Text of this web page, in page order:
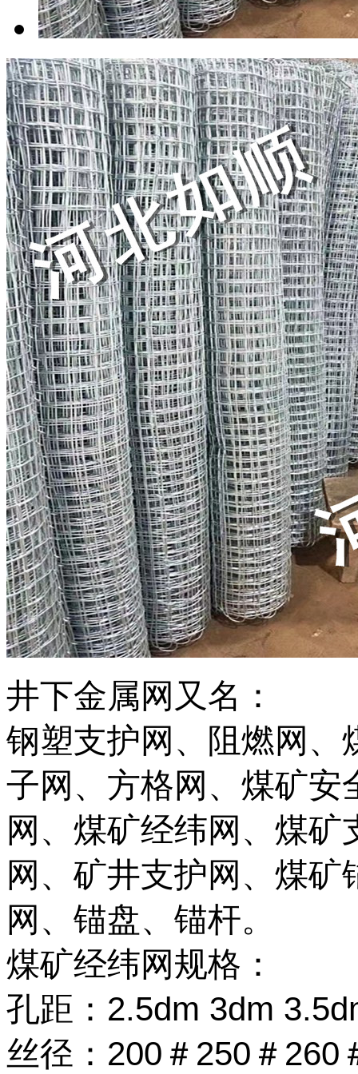
井下金属网 又名：
钢塑支护网、阻燃网、
子网、方格网、煤矿安
网、煤矿经纬网、煤
网、矿井支护网、煤
网、锚盘、锚杆。
煤矿经纬网规格：
孔距：2.5dm 3dm
丝径：200＃250＃260